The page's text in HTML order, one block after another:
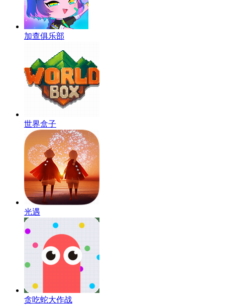
加查俱乐部
世界盒子
光遇
贪吃蛇大作战